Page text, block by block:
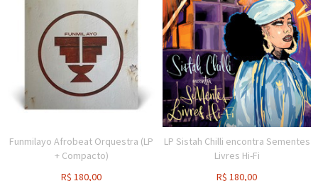
Funmilayo Afrobeat Orquestra (LP
+ Compacto)
R$ 180,00
LP Sistah Chilli encontra Sementes
Livres Hi-Fi
R$ 180,00